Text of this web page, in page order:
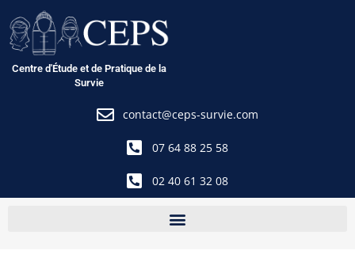
au
contenu
Centre d'Étude et de Pratique de la
Survie
contact@ceps-survie.com
07 64 88 25 58
02 40 61 32 08